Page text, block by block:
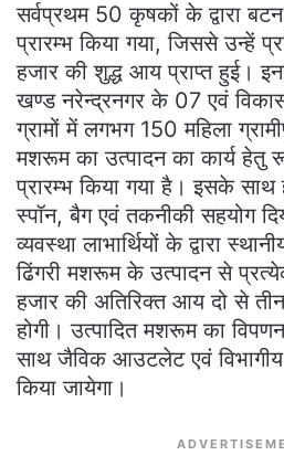
सर्वप्रथम 50 कृषकों के द्वारा
प्रारम्भ किया गया, जिससे उन्हें
हजार की शुद्ध आय प्राप्त हुई।
खण्ड नरेन्द्रनगर के 07 एवं
ग्रामों में लगभग 150 महिला
मशरूम का उत्पादन का कार्य हेतु
प्रारम्भ किया गया है। इसके
स्पॉन, बैग एवं तकनीकी सहयोग
व्यवस्था लाभार्थियों के द्वारा
ढिंगरी मशरूम के उत्पादन से
हजार की अतिरिक्त आय दो से तीन
होगी। उत्पादित मशरूम का
साथ जैविक आउटलेट एवं विभागीय
किया जायेगा।